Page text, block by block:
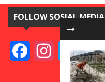
FOLLOW SOSIAL MEDIA
FacebookInstagramTwitter